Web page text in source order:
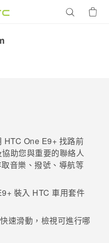
HTC One E9‍+ 找路前
助您與重要的聯絡人
音樂、撥號、導航等
裝入 HTC 車用套件
速滑動，檢視可進行哪